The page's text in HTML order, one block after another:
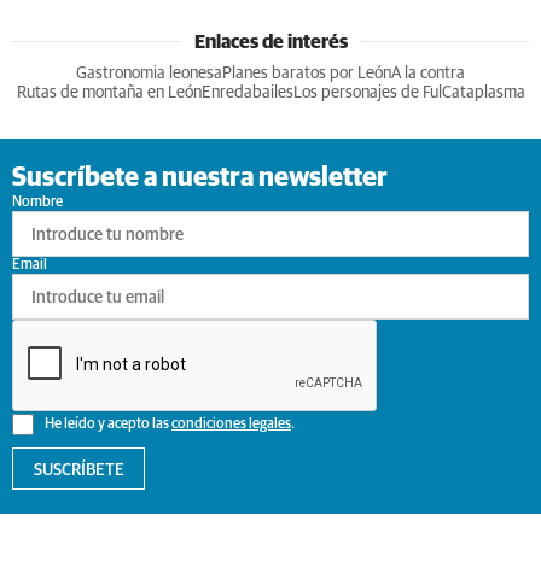
Enlaces de interés
Gastronomia leonesa Planes baratos por LeónA la contra
Rutas de montaña en LeónEnredabailesLos personajes de Ful Cataplasma
Suscríbete a nuestra newsletter
Nombre
He leído y acepto lascondiciones legales.
Email
SUSCRÍBETE